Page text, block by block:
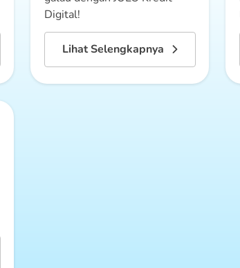
Digital!
Lihat Selengkapnya